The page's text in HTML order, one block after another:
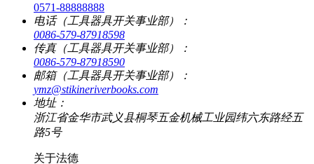
0571-88888888
电话（工具器具开关事业部）：
0086-579-87918598
传真（工具器具开关事业部）：
0086-579-87918590
邮箱（工具器具开关事业部）：
ymz@stikineriverbooks.com
地址：
浙江省金华市武义县桐琴五金机械工业园纬六东路经五
路5号
关于法德